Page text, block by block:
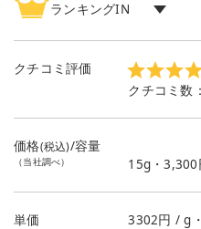
ランキングIN
アイケアランキング2位
クチコミ評価
クチコミ数：
価格(税込)/容量
（当社調べ） 15g・3,300
単価 3302円 / g